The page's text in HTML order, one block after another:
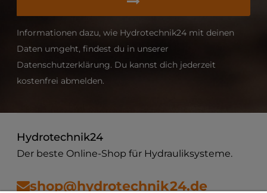
Informationen dazu, wie Hydrotechnik24 mit deinen
Daten umgeht, findest du in unserer
Datenschutzerklärung. Du kannst dich jederzeit
kostenfrei abmelden.
Hydrotechnik24
Der beste Online-Shop für Hydrauliksysteme.
shop@hydrotechnik24.de